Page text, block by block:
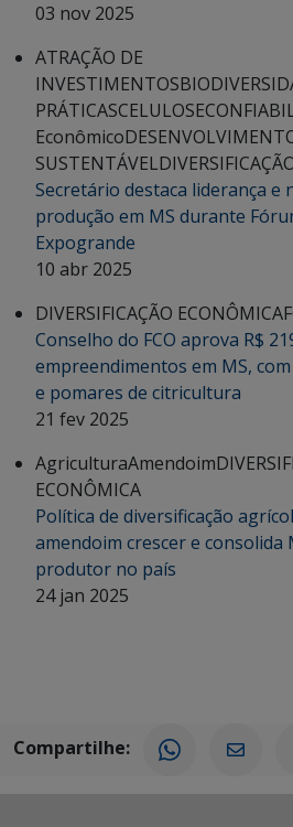
03 nov 2025
ATRAÇÃO DE
INVESTIMENTOS
PRÁTICASCELULOSE
Econômico
SUSTENTÁVEL
Secretário destaca liderança e
produção em MS durante
Expogrande
10 abr 2025
DIVERSIFICAÇÃO ECONÔMICA
Conselho do FCO aprova R$
empreendimentos em MS,
e pomares de citricultura
21 fev 2025
AgriculturaAmendoim
ECONÔMICA
Política de diversificação
amendoim crescer e
produtor no país
24 jan 2025
Compartilhe: